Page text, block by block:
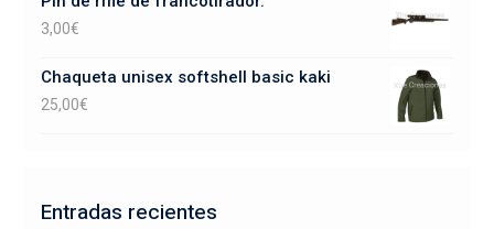
3,00€
Chaqueta unisex softshell basic kaki
25,00€
Entradas recientes